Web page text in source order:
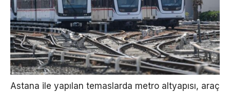
Astana ile yapılan temaslarda metro altyapısı, araç